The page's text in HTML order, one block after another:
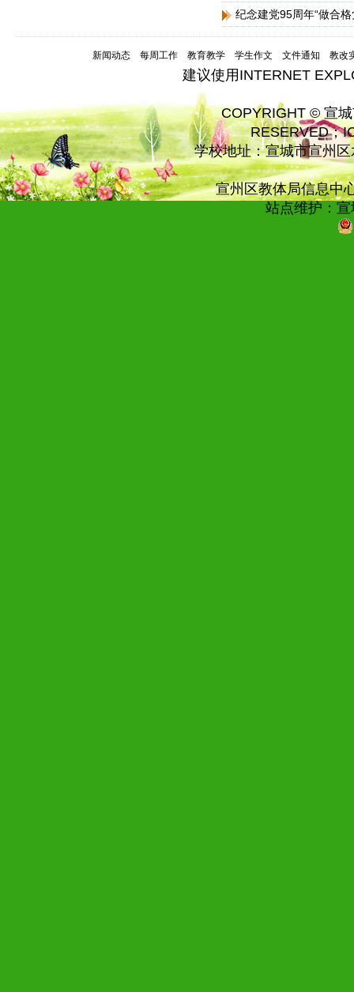
纪念建党95周年“做合
新闻动态 每周工作 教育教学 学生作文 文件通知 教改
建议使用INTERNET
COPYRIGHT © 宣
RESERVED；
学校地址：宣城市宣州
宣州区教体局信息中
站点维护：